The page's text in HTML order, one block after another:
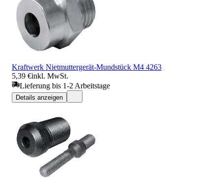
Kraftwerk Nietmuttergerät-Mundstück M4 4263
5,39 €inkl. MwSt.
Lieferung bis 1-2 Arbeitstage
Details anzeigen